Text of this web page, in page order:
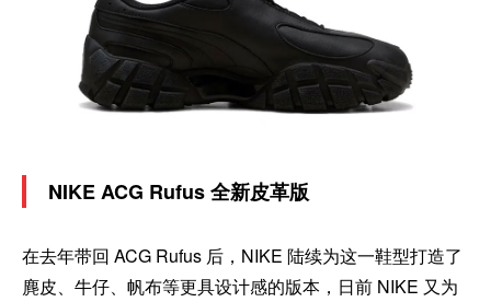
NIKE ACG Rufus 全新皮革版
在去年带回 ACG Rufus 后，NIKE 陆续为这一鞋型打造了
麂皮、牛仔、帆布等更具设计感的版本，日前 NIKE 又为